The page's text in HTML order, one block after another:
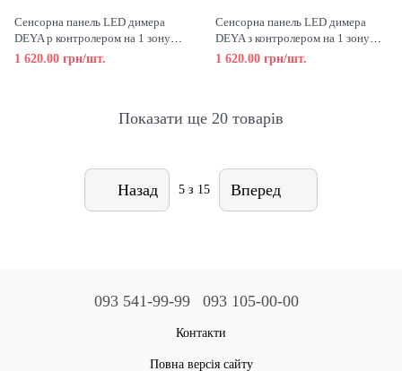
Сенсорна панель LED димера
DEYA p контролером на 1 зону
(T1-1), чорна
1 620.00 грн/шт.
Сенсорна панель LED димера
DEYA з контролером на 1 зону
(T1-1), біла
1 620.00 грн/шт.
Показати ще 20 товарів
Назад 5 з 15 Вперед
093 541-99-99 093 105-00-00
Контакти
Повна версія сайту